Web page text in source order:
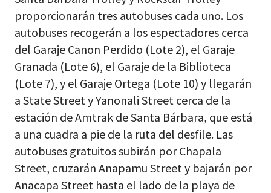
proporcionarán tres autobuses cada uno. Los
autobuses recogerán a los espectadores cerca
del Garaje Canon Perdido (Lote 2), el Garaje
Granada (Lote 6), el Garaje de la Biblioteca
(Lote 7), y el Garaje Ortega (Lote 10) y llegarán
a State Street y Yanonali Street cerca de la
estación de Amtrak de Santa Bárbara, que está
a una cuadra a pie de la ruta del desfile. Las
autobuses gratuitos subirán por Chapala
Street, cruzarán Anapamu Street y bajarán por
Anacapa Street hasta el lado de la playa de